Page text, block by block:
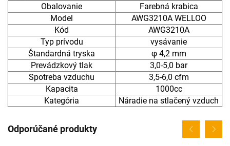
Obalovanie
Farebná krabica
Model
AWG3210A WELLOO
Kód
AWG3210A
Typ prívodu
vysávanie
Štandardná tryska
φ 4,2 mm
Prevádzkový tlak
3,0-5,0 bar
Spotreba vzduchu
3,5-6,0 cfm
Kapacita
1000cc
Kategória
Náradie na stlačený vzduch
Odporúčané produkty